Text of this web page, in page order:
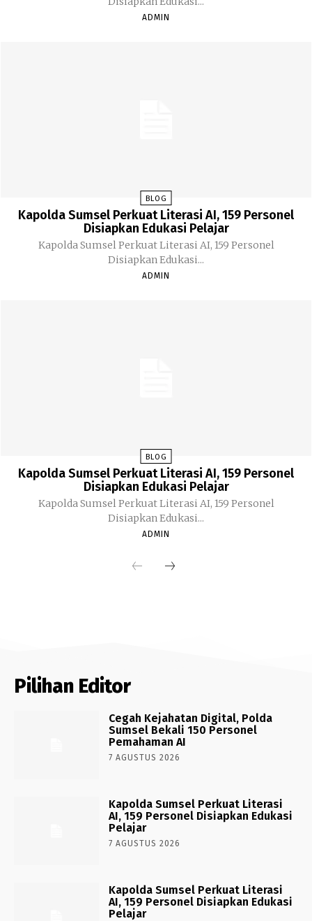
ADMIN
BLOG
Kapolda Sumsel Perkuat Literasi AI, 159 Personel
Disiapkan Edukasi Pelajar
Kapolda Sumsel Perkuat Literasi AI, 159 Personel
Disiapkan Edukasi...
ADMIN
BLOG
Kapolda Sumsel Perkuat Literasi AI, 159 Personel
Disiapkan Edukasi Pelajar
Kapolda Sumsel Perkuat Literasi AI, 159 Personel
Disiapkan Edukasi...
ADMIN
Pilihan Editor
Cegah Kejahatan Digital, Polda
Sumsel Bekali 150 Personel
Pemahaman AI
7 AGUSTUS 2026
Kapolda Sumsel Perkuat Literasi
AI, 159 Personel Disiapkan Edukasi
Pelajar
7 AGUSTUS 2026
Kapolda Sumsel Perkuat Literasi
AI, 159 Personel Disiapkan Edukasi
Pelajar